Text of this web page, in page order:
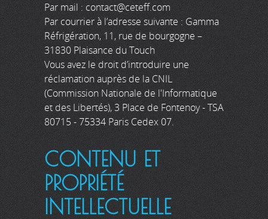
Par mail : contact@ceteff.com
Par courrier à l’adresse suivante : Gamma
Réfrigération, 11, rue de bourgogne –
31830 Plaisance du Touch
Vous avez le droit d’introduire une
réclamation auprès de la CNIL
(Commission Nationale de l'Informatique
et des Libertés), 3 Place de Fontenoy - TSA
80715 - 75334 Paris Cedex 07.
CONTENU ET
PROPRIÉTÉ
INTELLECTUELLE